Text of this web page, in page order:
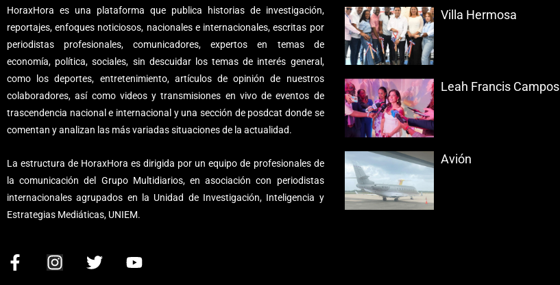
HoraxHora es una plataforma que publica historias de investigación,
reportajes, enfoques noticiosos, nacionales e internacionales, escritas por
periodistas profesionales, comunicadores, expertos en temas de
economía, política, sociales, sin descuidar los temas de interés general,
como los deportes, entretenimiento, artículos de opinión de nuestros
colaboradores, así como videos y transmisiones en vivo de eventos de
trascendencia nacional e internacional y una sección de posdcat donde se
comentan y analizan las más variadas situaciones de la actualidad.
La estructura de HoraxHora es dirigida por un equipo de profesionales de
la comunicación del Grupo Multidiarios, en asociación con periodistas
internacionales agrupados en la Unidad de Investigación, Inteligencia y
Estrategias Mediáticas, UNIEM.
F
a
I
n
T
Y
Villa Hermosa
Leah Francis Campos
Avión